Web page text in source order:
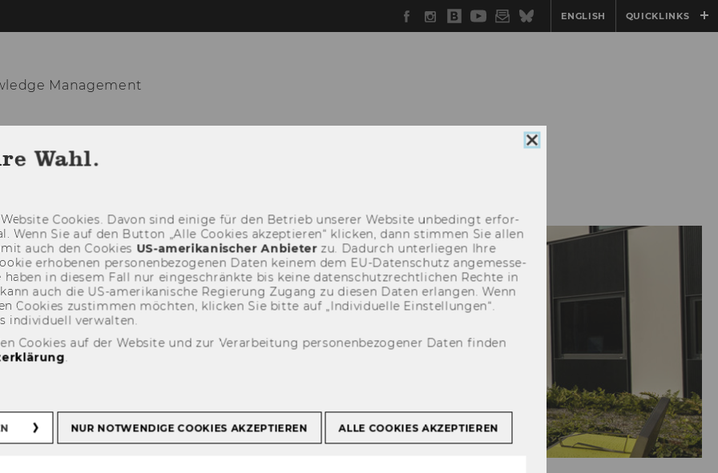
Facebook
Instagram
WU
Blog
YouTube
Newsletter
BlueskyENGLISH QUICKLINKS
Management
STUDENT HONORS
AND KNOWLEDGE MANAGEMENT
Cookie
Wahl.
Coo­kies. Davon sind ei­ni­ge für den Be­trieb un­se­rer Web­site un­be­dingt er­for­
Wenn Sie auf den But­ton „Alle Coo­kies ak­zep­tie­ren“ kli­cken, dann stim­men Sie allen
auch den Coo­kies US-​amerikanischer An­bie­terzu. Da­durch un­ter­lie­gen Ihre
er­ho­be­nen per­so­nen­be­zo­ge­nen Daten kei­nem dem EU-​Datenschutz an­ge­mes­se­
haben in die­sem Fall nur ein­ge­schränk­te bis keine da­ten­schutz­recht­li­chen Rech­te in
auch die US-​amerikanische Re­gie­rung Zu­gang zu die­sen Daten er­lan­gen. Wenn
Coo­kies zu­stim­men möch­ten, kli­cken Sie bitte auf „In­di­vi­du­el­le Ein­stel­lun­gen“.
in­di­vi­du­ell ver­wal­ten.
Cookies auf der Website und zur Verarbeitung personenbezogener Daten finden
.
NUR NOTWENDIGE COOKIES AKZEPTIEREN ALLE COOKIES AKZEPTIEREN